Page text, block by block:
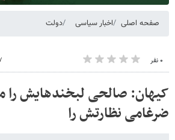
صفحه اصلی اخبار سیاسی دولت
۰ نفر ۱۷
کیهان: صالحی لبخندهایش را
ضرغامی نظارتش را